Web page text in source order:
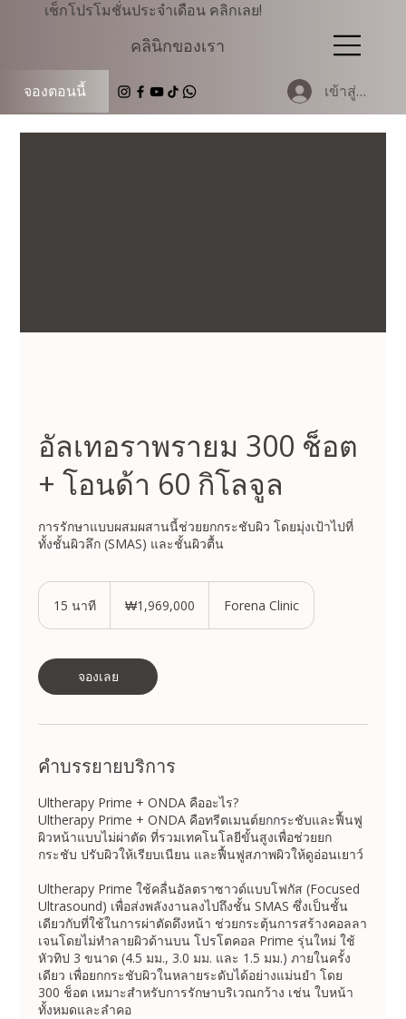
เช็กโปรโมชั่นประจำเดือน คลิกเลย!
คลินิกของเรา
จองตอนนี้ เข้าสู่ระบบ
อัลเทอราพรายม 300 ช็อต
+ โอนด้า 60 กิโลจูล
การรักษาแบบผสมผสานนี้ช่วยยกกระชับผิว โดยมุ่งเป้าไปที่
ทั้งชั้นผิวลึก (SMAS) และชั้นผิวตื้น
15 นาที
า
ที
เกาหลีใต้
₩1,969,000 Forena Clinic
จองเลย
คำบรรยายบริการ
Ultherapy Prime + ONDA คืออะไร?
Ultherapy Prime + ONDA คือทรีตเมนต์ยกกระชับและฟื้นฟู
ผิวหน้าแบบไม่ผ่าตัด ที่รวมเทคโนโลยีขั้นสูงเพื่อช่วยยก
กระชับ ปรับผิวให้เรียบเนียน และฟื้นฟูสภาพผิวให้ดูอ่อนเยาว์
Ultherapy Prime ใช้คลื่นอัลตราซาวด์แบบโฟกัส (Focused
Ultrasound) เพื่อส่งพลังงานลงไปถึงชั้น SMAS ซึ่งเป็นชั้น
เดียวกับที่ใช้ในการผ่าตัดดึงหน้า ช่วยกระตุ้นการสร้างคอลลา
เจนโดยไม่ทำลายผิวด้านบน โปรโตคอล Prime รุ่นใหม่ ใช้
หัวทิป 3 ขนาด (4.5 มม., 3.0 มม. และ 1.5 มม.) ภายในครั้ง
เดียว เพื่อยกกระชับผิวในหลายระดับได้อย่างแม่นยำ โดย
300 ช็อต เหมาะสำหรับการรักษาบริเวณกว้าง เช่น ใบหน้า
ทั้งหมดและลำคอ